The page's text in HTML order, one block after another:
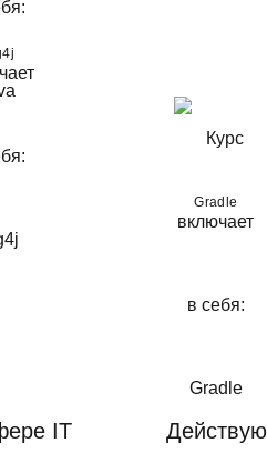
и
3-й
Длительность: 21
Gradle
IT